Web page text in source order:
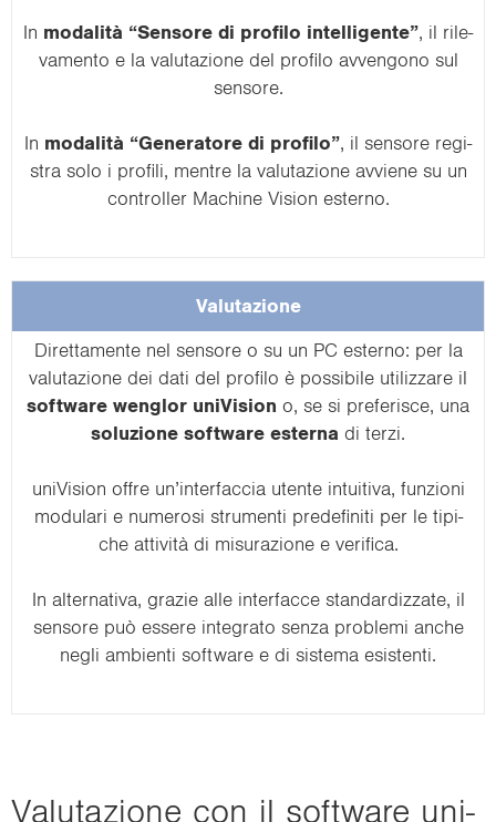
In modalità “Sen­so­re di pro­fi­lo in­tel­li­gen­te”, il ri­le­
va­men­to e la va­lu­ta­zio­ne del pro­fi­lo av­ven­go­no sul
sen­so­re.
In modalità “Ge­ne­ra­to­re di pro­fi­lo”, il sen­so­re re­gi­
stra solo i pro­fi­li, men­tre la va­lu­ta­zio­ne av­vie­ne su un
con­trol­ler Ma­chi­ne Vi­sion ester­no.
Va­lu­ta­zio­ne
Di­ret­ta­men­te nel sen­so­re o su un PC ester­no: per la
va­lu­ta­zio­ne dei dati del pro­fi­lo è pos­si­bi­le uti­liz­za­re il
soft­ware wen­glor uni­Vi­sion o, se si pre­fe­ri­sce, una
so­lu­zio­ne soft­ware ester­na di terzi.
uni­Vi­sion offre un’in­ter­fac­cia uten­te in­tui­ti­va, fun­zio­ni
mo­du­la­ri e nu­me­ro­si stru­men­ti pre­de­fi­ni­ti per le ti­pi­
che attività di mi­su­ra­zio­ne e ve­ri­fi­ca.
In al­ter­na­ti­va, gra­zie alle in­ter­fac­ce stan­dar­diz­za­te, il
sen­so­re può es­se­re in­te­gra­to senza pro­ble­mi anche
negli am­bien­ti soft­ware e di si­ste­ma esi­sten­ti.
Va­lu­ta­zio­ne con il soft­ware uni­